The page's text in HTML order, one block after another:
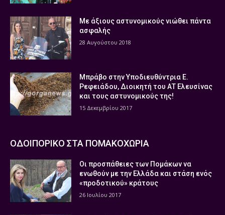
Με άξιους αστυνομικούς νιώθει πάντα
ασφαλής
28 Αυγούστου 2018
Μπράβο στην Υποδιευθύντρια Ε.
Ρεφειάδου, Διοικητή του ΑΤ Ελευσίνας
και τους αστυνομικούς της!
15 Δεκεμβρίου 2017
ΟΔΟΙΠΟΡΙΚΟ ΣΤΑ ΠΟΜΑΚΟΧΩΡΙΑ
Οι προσπάθειες των Πομάκων να
ενωθούν με την Ελλάδα και στάση ενός
«προδοτικού» κράτους
26 Ιουλίου 2017